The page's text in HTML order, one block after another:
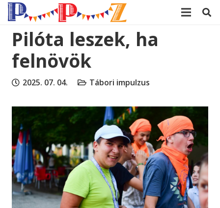
Pilóta leszek, ha
felnövök
2025. 07. 04. Tábori impulzus
modal-check